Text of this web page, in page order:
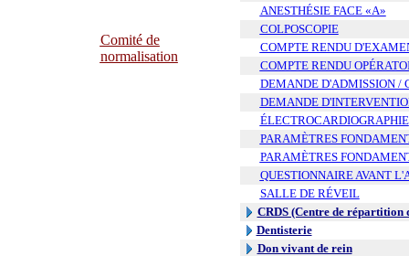
Comité de
normalisation
ANESTHÉSIE FACE «A»
COLPOSCOPIE
COMPTE RENDU
COMPTE RENDU
DEMANDE D'ADMISSION /
DEMANDE
ÉLECTROCARDIOGRAPHIE
PARAMÈTRES
PARAMÈTRES
QUESTIONNAIRE AVANT
SALLE DE RÉVEIL
CRDS (Centre de répartition
Dentisterie
Don vivant de rein